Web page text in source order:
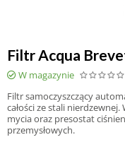
Filtr Acqua
W magazynie
Filtr samoczyszczący
całości ze stali
mycia oraz presostat
przemysłowych.